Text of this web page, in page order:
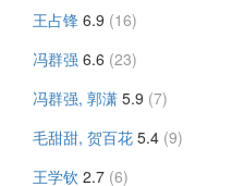
王占锋 6.9 (16)
冯群强 6.6 (23)
冯群强, 郭潇 5.9 (7)
毛甜甜, 贺百花 5.4 (9)
王学钦 2.7 (6)